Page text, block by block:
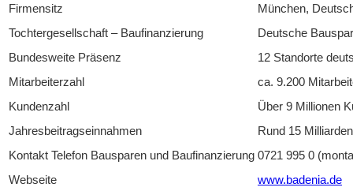
Firmensitz
München,
Tochtergesellschaft – Baufinanzierung
Deutsche
Bundesweite Präsenz
12 Standorte
Mitarbeiterzahl
ca. 9.200
Kundenzahl
Über 9 Millionen
Jahresbeitragseinnahmen
Rund 15
Kontakt Telefon Bausparen und Baufinanzierung 0721 995 0
Webseite
www.badenia.de